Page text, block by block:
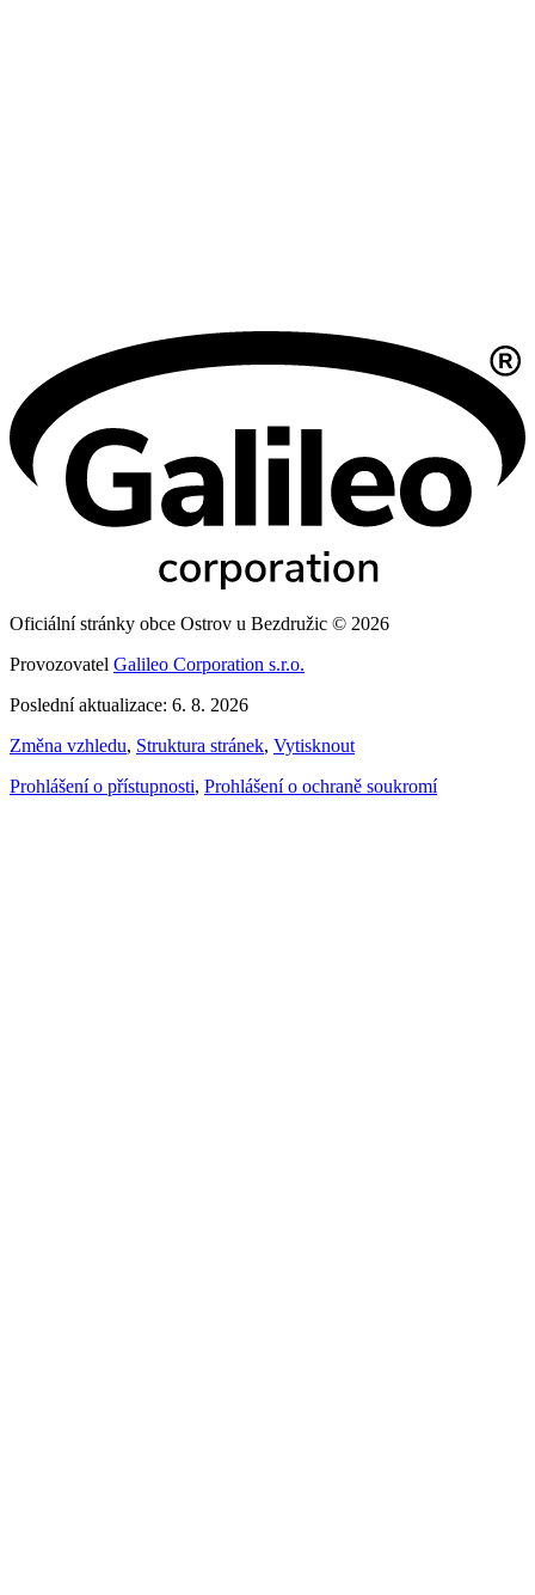
Oficiální stránky obce Ostrov u Bezdružic © 2026
Provozovatel Galileo Corporation s.r.o.
Poslední aktualizace: 6. 8. 2026
Změna vzhledu, Struktura stránek, Vytisknout
Prohlášení o přístupnosti, Prohlášení o ochraně soukromí